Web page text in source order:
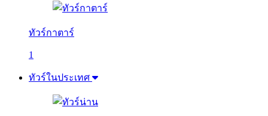
ทัวร์กาตาร์
1
ทัวร์ในประเทศ